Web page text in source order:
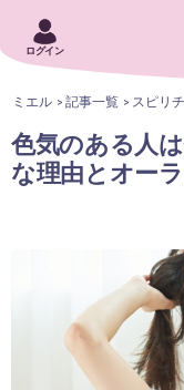
ログイン
ミエル 記事一覧 スピリ
色気のある人
な理由とオー